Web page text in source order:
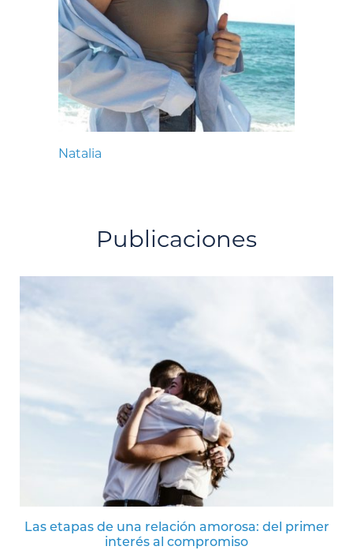
Natalia
Publicaciones
Las etapas de una relación amorosa: del primer
interés al compromiso